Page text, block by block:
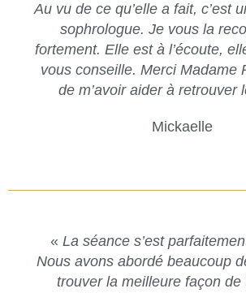
Au vu de ce qu’elle a fait, c’est
sophrologue. Je vous la
fortement. Elle est à l’écoute,
vous conseille. Merci Madame
de m’avoir aider à retrouver
Mickaelle
« La séance s’est
Nous avons abordé beaucoup
trouver la meilleure façon de